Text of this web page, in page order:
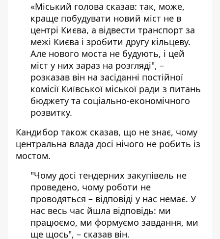
«Міський голова сказав: так, може,
краще побудувати новий міст не в
центрі Києва, а відвести транспорт за
межі Києва і зробити другу кільцеву.
Але нового моста не будують, і цей
міст у них зараз на розгляді", –
розказав він на засіданні постійної
комісії Київської міської ради з питань
бюджету та соціально-економічного
розвитку.
Кандибор також сказав, що не знає, чому
центральна влада досі нічого не робить із
мостом.
"Чому досі тендерних закупівель не
проведено, чому роботи не
проводяться – відповіді у нас немає. У
нас весь час йшла відповідь: ми
працюємо, ми формуємо завдання, ми
ще щось", – сказав він.